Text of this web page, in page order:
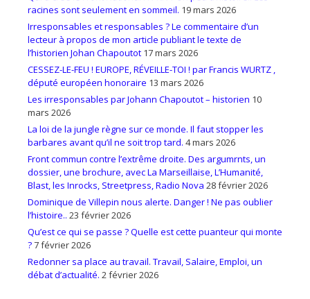
racines sont seulement en sommeil. 19 mars 2026
Irresponsables et responsables ? Le commentaire d’un
lecteur à propos de mon article publiant le texte de
l’historien Johan Chapoutot 17 mars 2026
CESSEZ-LE-FEU ! EUROPE, RÉVEILLE-TOI ! par Francis WURTZ ,
député européen honoraire 13 mars 2026
Les irresponsables par Johann Chapoutot – historien 10
mars 2026
La loi de la jungle règne sur ce monde. Il faut stopper les
barbares avant qu’il ne soit trop tard. 4 mars 2026
Front commun contre l’extrême droite. Des argumrnts, un
dossier, une brochure, avec La Marseillaise, L’Humanité,
Blast, les Inrocks, Streetpress, Radio Nova 28 février 2026
Dominique de Villepin nous alerte. Danger ! Ne pas oublier
l’histoire.. 23 février 2026
Qu’est ce qui se passe ? Quelle est cette puanteur qui monte
?7 février 2026
Redonner sa place au travail. Travail, Salaire, Emploi, un
débat d’actualité. 2 février 2026